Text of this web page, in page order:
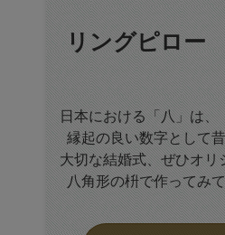
リングピロー
日本における「八」は
縁起の良い数字として
大切な結婚式、ぜひオ
八角形の枡で作ってみ